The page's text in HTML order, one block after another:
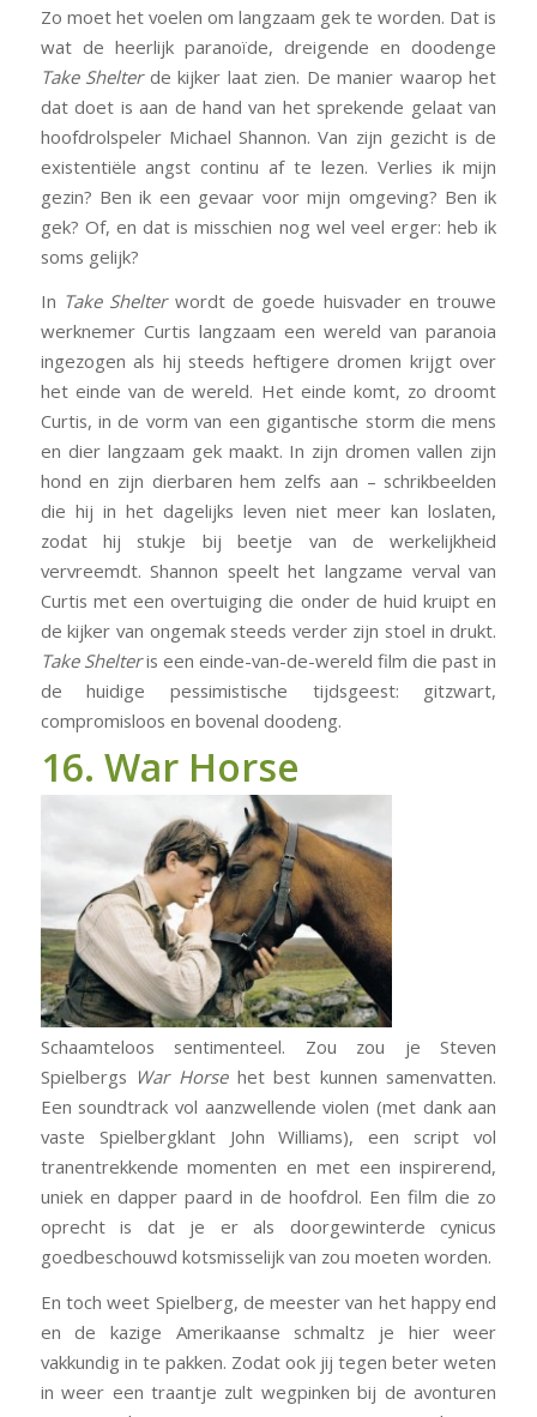
Zo moet het voelen om langzaam gek te worden. Dat is
wat de heerlijk paranoïde, dreigende en doodenge
Take Shelter de kijker laat zien. De manier waarop het
dat doet is aan de hand van het sprekende gelaat van
hoofdrolspeler Michael Shannon. Van zijn gezicht is de
existentiële angst continu af te lezen. Verlies ik mijn
gezin? Ben ik een gevaar voor mijn omgeving? Ben ik
gek? Of, en dat is misschien nog wel veel erger: heb ik
soms gelijk?
In Take Shelter wordt de goede huisvader en trouwe
werknemer Curtis langzaam een wereld van paranoia
ingezogen als hij steeds heftigere dromen krijgt over
het einde van de wereld. Het einde komt, zo droomt
Curtis, in de vorm van een gigantische storm die mens
en dier langzaam gek maakt. In zijn dromen vallen zijn
hond en zijn dierbaren hem zelfs aan – schrikbeelden
die hij in het dagelijks leven niet meer kan loslaten,
zodat hij stukje bij beetje van de werkelijkheid
vervreemdt. Shannon speelt het langzame verval van
Curtis met een overtuiging die onder de huid kruipt en
de kijker van ongemak steeds verder zijn stoel in drukt.
Take Shelteris een einde-van-de-wereld film die past in
de huidige pessimistische tijdsgeest: gitzwart,
compromisloos en bovenal doodeng.
16. War Horse
Schaamteloos sentimenteel. Zou zou je Steven
Spielbergs War Horsehet best kunnen samenvatten.
Een soundtrack vol aanzwellende violen (met dank aan
vaste Spielbergklant John Williams), een script vol
tranentrekkende momenten en met een inspirerend,
uniek en dapper paard in de hoofdrol. Een film die zo
oprecht is dat je er als doorgewinterde cynicus
goedbeschouwd kotsmisselijk van zou moeten worden.
En toch weet Spielberg, de meester van het happy end
en de kazige Amerikaanse schmaltz je hier weer
vakkundig in te pakken. Zodat ook jij tegen beter weten
in weer een traantje zult wegpinken bij de avonturen